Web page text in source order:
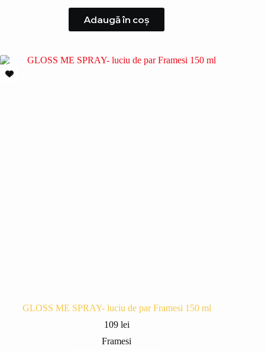
Adaugă în coș
GLOSS ME SPRAY- luciu de par Framesi 150 ml
109 lei
Framesi